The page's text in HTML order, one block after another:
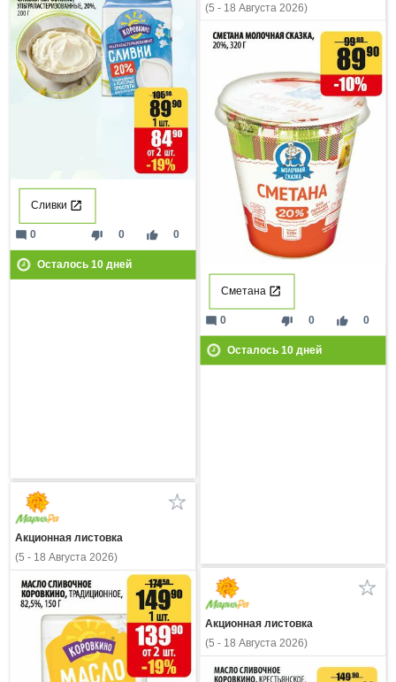
Сливки
thumb_down 0 thumb_up 0
mode_comment 0
Осталось 10дней
(5 - 18 Августа 2026)
Сметана
thumb_down 0 thumb_up 0
mode_comment 0
Осталось 10дней
Акционная листовка
(5 - 18 Августа 2026)
Акционная листовка
(5 - 18 Августа 2026)